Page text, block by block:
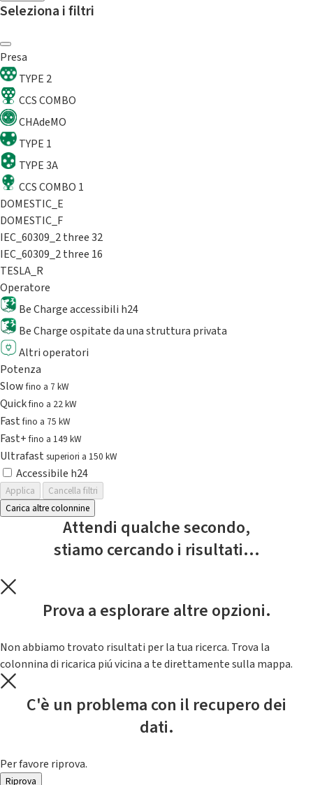
Seleziona i filtri
Presa
TYPE 2
CCS COMBO
CHAdeMO
TYPE 1
TYPE 3A
CCS COMBO 1
DOMESTIC_E
DOMESTIC_F
IEC_60309_2 three 32
IEC_60309_2 three 16
TESLA_R
Operatore
Be Charge accessibili h24
Be Charge ospitate da una struttura privata
Altri operatori
Potenza
Slowfino a 7 kW
Quickfino a 22 kW
Fastfino a 75 kW
Fast+fino a 149 kW
Ultrafast superiori a 150 kW
Accessibile h24
Applica
Cancella filtri
Carica altre colonnine
Attendi qualche secondo,
stiamo cercando i risultati...
Prova a esplorare altre opzioni.
Non abbiamo trovato risultati per la tua ricerca. Trova la
colonnina di ricarica piú vicina a te direttamente sulla mappa.
C'è un problema con il recupero dei
dati.
Per favore riprova.
Riprova